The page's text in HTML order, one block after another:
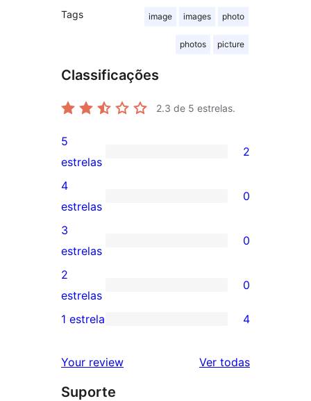
Tags image images photo
photos picture
Classificações
2.3 de 5 estrelas.
2
avaliações
com
5
estrelas
5
estrelas
2
0
avaliação
com
4
estrela
4
estrelas
0
0
avaliação
com
3
3
estrelas
0
0
avaliação
2
2
estrelas
0
com
1
1 estrela 4
Your review Ver todasavaliações
Suporte